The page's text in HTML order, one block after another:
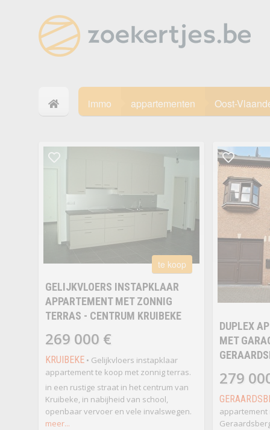
immo appartementen Oost-
te koop
GELIJKVLOERS INSTAPKLAAR
APPARTEMENT MET ZONNIG
TERRAS - CENTRUM KRUIBEKE
269 000 €
KRUIBEKE• Gelijkvloers instapklaar
appartement te koop met zonnig terras.
in een rustige straat in het centrum van
Kruibeke, in nabijheid van school,
openbaar vervoer en vele invalswegen.
meer...
DUPLEX
MET
279
appartement